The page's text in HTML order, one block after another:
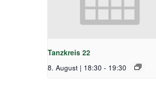
Tanzkreis 22
8. August | 18:30 - 19:30